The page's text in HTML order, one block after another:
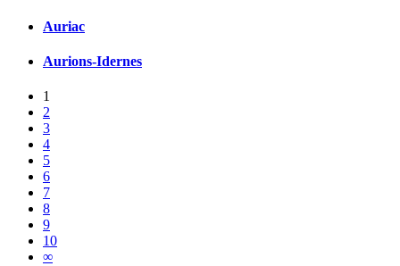
Auriac
Aurions-Idernes
1
2
3
4
5
6
7
8
9
10
∞